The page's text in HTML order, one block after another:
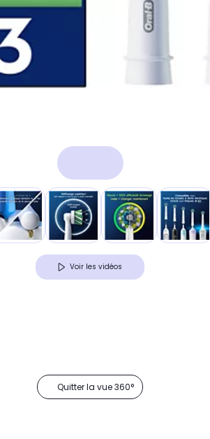
Voir les vidéos
Quitter la vue 360°